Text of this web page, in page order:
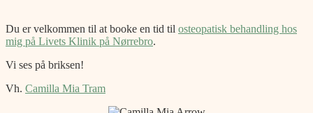
Du er velkommen til at booke en tid til osteopatisk behandling hos
mig på Livets Klinik på Nørrebro.
Vi ses på briksen!
Vh. Camilla Mia Tram